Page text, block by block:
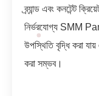
ব্র্যান্ড এবং কনটেন্ট
নির্ভরযোগ্য SMM
উপস্থিতি বৃদ্ধি করা
করা সম্ভব।